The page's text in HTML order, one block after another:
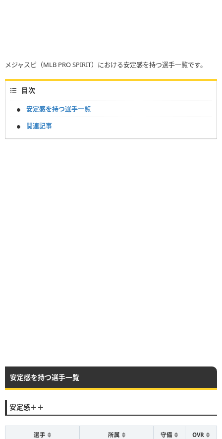
メジャスピ（MLB PRO SPIRIT）における安定感を持つ選手一覧です。
目次
安定感を持つ選手一覧
関連記事
安定感を持つ選手一覧
安定感＋＋
選手 所属 守備 OVR